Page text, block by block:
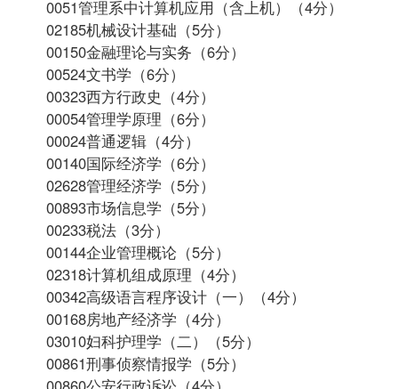
0051管理系中计算机应用（含上机）（4分）
02185机械设计基础（5分）
00150金融理论与实务 （6分）
00524文书学（6分）
00323西方行政史（4分）
00054管理学原理（6分）
00024普通逻辑（4分）
00140国际经济学（6分）
02628管理经济学（5分）
00893市场信息学（5分）
00233税法（3分）
00144企业管理概论（5分）
02318计算机组成原理 （4分）
00342高级语言程序设计（一）
（4分）
00168房地产经济学（4分）
03010妇科护理学（二）（5分）
00861刑事侦察情报学（5分）